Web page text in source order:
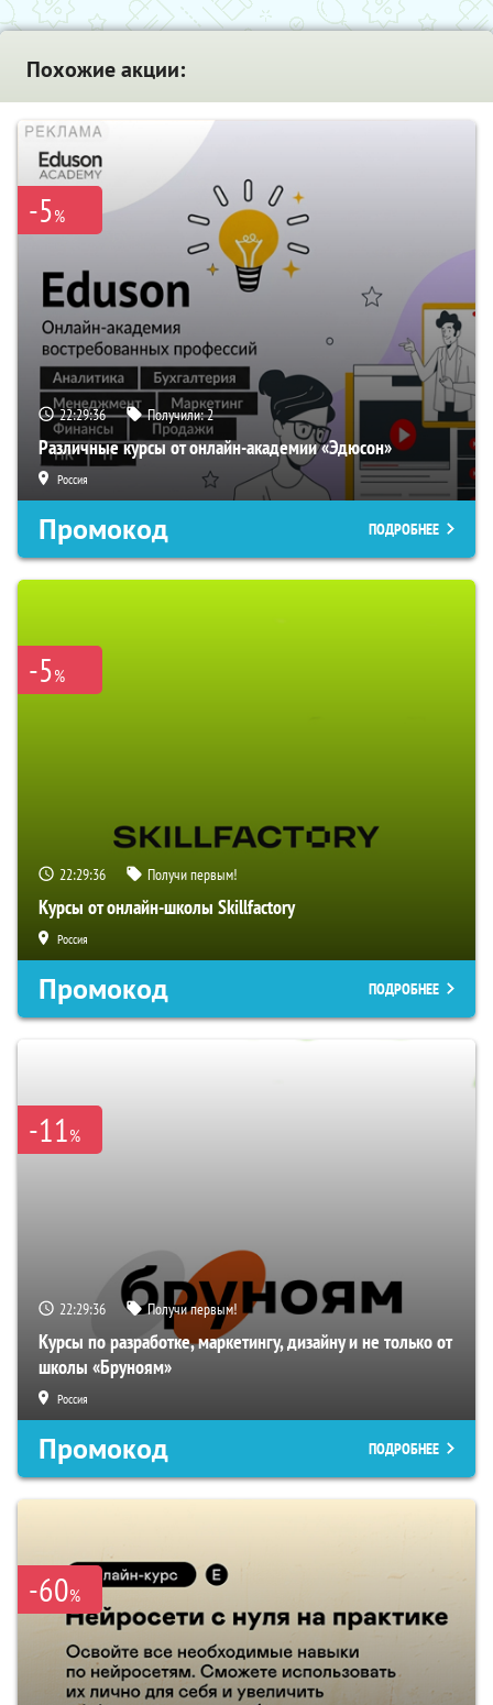
Похожие акции:
-5%
22:29:35 Получили:2
Различные курсы от онлайн-академии «Эдюсон»
Россия
Промокод ПОДРОБНЕЕ
-5%
22:29:35 Получи первым!
Курсы от онлайн-школы Skillfactory
Россия
Промокод ПОДРОБНЕЕ
-11%
22:29:35 Получи первым!
Курсы по разработке, маркетингу, дизайну и не только от
школы «Бруноям»
Россия
Промокод ПОДРОБНЕЕ
-60%